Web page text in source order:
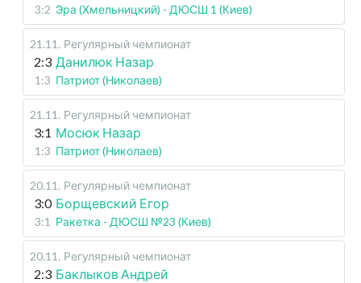
3:2 Эра (Хмельницкий) - ДЮСШ 1 (Киев)
21.11 . Регулярный чемпионат
2:3 Данилюк Назар
1:3 Патриот (Николаев)
21.11 . Регулярный чемпионат
3:1 Мосюк Назар
1:3 Патриот (Николаев)
20.11 . Регулярный чемпионат
3:0 Борщевский Егор
3:1 Ракетка - ДЮСШ №23 (Киев)
20.11 . Регулярный чемпионат
2:3 Баклыков Андрей